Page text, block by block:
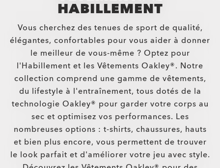
HABILLEMENT
Vous cherchez des tenues de sport de qualité,
élégantes, confortables pour vous aider à donner
le meilleur de vous-même ? Optez pour
l'Habillement et les Vêtements Oakley®. Notre
collection comprend une gamme de vêtements,
du lifestyle à l'entraînement, tous dotés de la
technologie Oakley® pour garder votre corps au
sec et optimisez vos performances. Les
nombreuses options : t-shirts, chaussures, hauts
et bien plus encore, vous permettent de trouver
le look parfait et d'améliorer votre jeu avec style.